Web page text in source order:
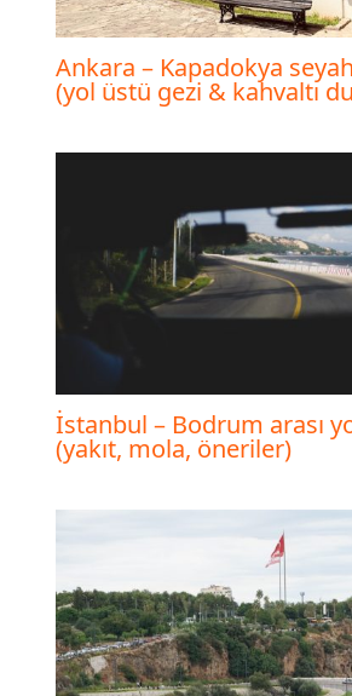
Ankara – Kapadokya
(yol üstü gezi & kahvaltı
İstanbul – Bodrum arası
(yakıt, mola, öneriler)